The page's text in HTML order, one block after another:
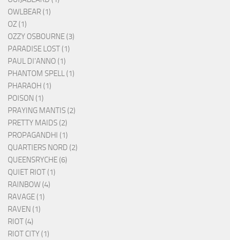
OWLBEAR (1)
OZ (1)
OZZY OSBOURNE (3)
PARADISE LOST (1)
PAUL DI'ANNO (1)
PHANTOM SPELL (1)
PHARAOH (1)
POISON (1)
PRAYING MANTIS (2)
PRETTY MAIDS (2)
PROPAGANDHI (1)
QUARTIERS NORD (2)
QUEENSRYCHE (6)
QUIET RIOT (1)
RAINBOW (4)
RAVAGE (1)
RAVEN (1)
RIOT (4)
RIOT CITY (1)